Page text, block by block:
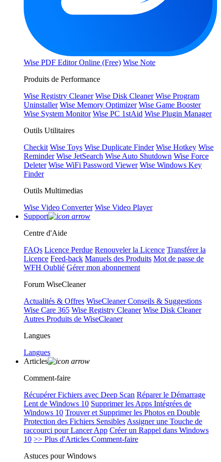
Wise PDF Editor Online (Free) Wise Note
Produits de Performance
Wise Registry Cleaner Wise Disk Cleaner Wise Program
Uninstaller Wise Memory Optimizer Wise Game Booster
Wise System Monitor Wise PC 1stAid Wise Plugin Manager
Outils Utilitaires
Checkit Wise Toys Wise Duplicate Finder Wise Hotkey Wise
Reminder Wise JetSearch Wise Auto Shutdown Wise Force
Deleter Wise WiFi Password Viewer Wise Windows Key
Finder
Outils Multimedias
Wise Video Converter Wise Video Player
Support
Centre d'Aide
FAQs Licence Perdue Renouveler la Licence Transférer la
Licence Feed-back Manuels des Produits Mot de passe de
WFH Oublié Gérer mon abonnement
Forum WiseCleaner
Actualités & Offres WiseCleaner Conseils & Suggestions
Wise Care 365 Wise Registry Cleaner Wise Disk Cleaner
Autres Produits de WiseCleaner
Langues
Langues
Articles
Comment-faire
Récupérer Fichiers avec Deep Scan Réparer le Démarrage
Lent de Windows 10 Supprimer les Apps Intégrées de
Windows 10 Trouver et Supprimer les Photos en Double
Protection des Fichiers Sensibles Assigner une Touche de
raccourci pour Lancer App Créer un Rappel dans Windows
10 >> Plus d'Articles Comment-faire
Astuces pour Windows